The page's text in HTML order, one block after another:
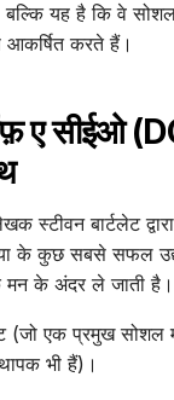
बल्कि यह है कि वे
करते हैं।
ए सीईओ
स्टीवन बार्टलेट
के कुछ सबसे सफल
मन के अंदर ले जाती है।
(जो एक प्रमुख सोशल
भी हैं)।